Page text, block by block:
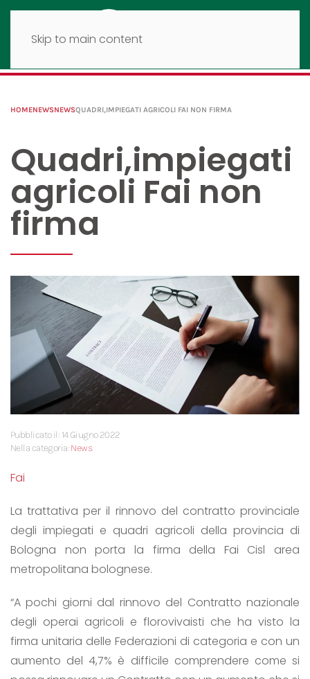
Skip to main content
HOMENEWSNEWSQUADRI,IMPIEGATI AGRICOLI FAI NON FIRMA
Quadri,impiegati
agricoli Fai non
firma
Pubblicato il: 14 Giugno 2022
Nella categoria:News
Fai
La trattativa per il rinnovo del contratto provinciale
degli impiegati e quadri agricoli della provincia di
Bologna non porta la firma della Fai Cisl area
metropolitana bolognese.
“A pochi giorni dal rinnovo del Contratto nazionale
degli operai agricoli e florovivaisti che ha visto la
firma unitaria delle Federazioni di categoria e con un
aumento del 4,7% è difficile comprendere come si